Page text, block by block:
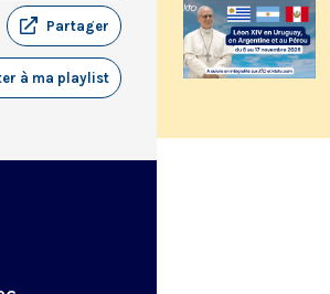
Partager
à ma playlist